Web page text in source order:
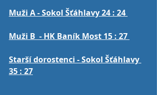
Muži A - Sokol Šťáhlavy 24 : 24
Muži B  - HK Baník Most 15 : 27
Starší dorostenci - Sokol Šťáhlavy
35 : 27